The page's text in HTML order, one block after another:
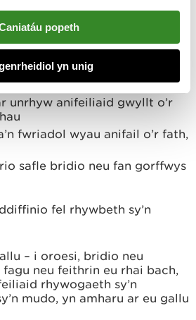
popeth
yn unig
yn datgan bod y
rywogaeth a warchodir gan
unrhyw anifeiliaid gwyllt o’r
fwriadol wyau anifail o’r fath,
safle bridio neu fan gorffwys
fel rhywbeth sy’n
– i oroesi, bridio neu
neu feithrin eu rhai bach,
rhywogaeth sy’n
mudo, yn amharu ar eu gallu